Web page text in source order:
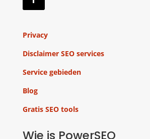
Privacy
Disclaimer SEO services
Service gebieden
Blog
Gratis SEO tools
Wie is PowerSEO